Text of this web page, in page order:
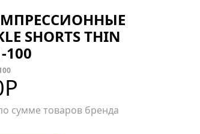
SHORTS THIN
100
Р
сумме товаров бренда